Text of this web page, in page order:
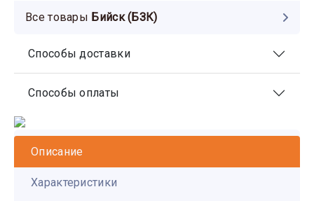
Все товары Бийск (БЗК)
Способы доставки
Способы оплаты
Описание
Характеристики